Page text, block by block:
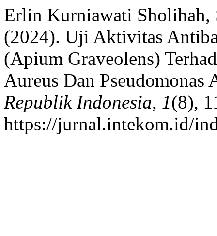
Erlin Kurniawati Sholihah,
(2024). Uji Aktivitas
(Apium Graveolens)
Aureus Dan Pseudomonas
Republik Indonesia, 1(8),
https://jurnal.intekom.id/